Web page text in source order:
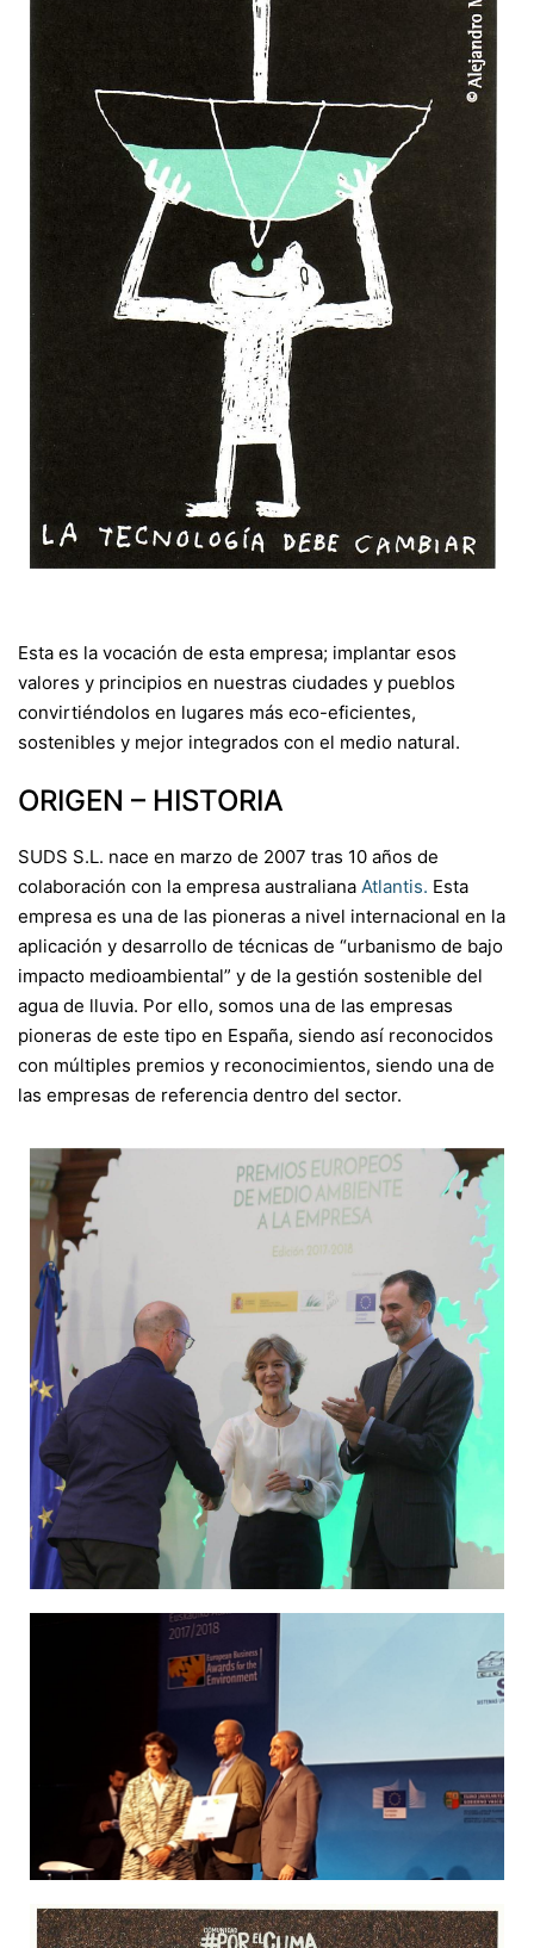
Esta es la vocación de esta empresa; implantar esos
valores y principios en nuestras ciudades y pueblos
convirtiéndolos en lugares más eco-eficientes,
sostenibles y mejor integrados con el medio natural.
ORIGEN – HISTORIA
SUDS S.L. nace en marzo de 2007 tras 10 años de
colaboración con la empresa australiana Atlantis. Esta
empresa es una de las pioneras a nivel internacional en la
aplicación y desarrollo de técnicas de “urbanismo de bajo
impacto medioambiental” y de la gestión sostenible del
agua de lluvia. Por ello, somos una de las empresas
pioneras de este tipo en España, siendo así reconocidos
con múltiples premios y reconocimientos, siendo una de
las empresas de referencia dentro del sector.